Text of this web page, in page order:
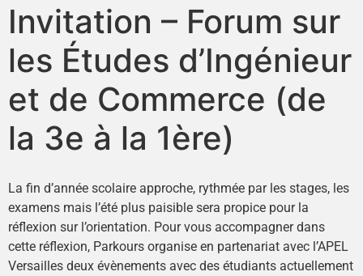
Invitation – Forum sur
les Études d’Ingénieur
et de Commerce (de
la 3e à la 1ère)
La fin d’année scolaire approche, rythmée par les stages, les
examens mais l’été plus paisible sera propice pour la
réflexion sur l’orientation. Pour vous accompagner dans
cette réflexion, Parkours organise en partenariat avec l’APEL
Versailles deux évènements avec des étudiants actuellement